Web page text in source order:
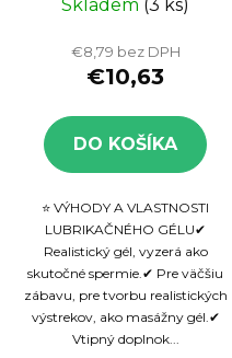
250 ml
Skladem (3 ks)
€8,79 bez DPH
€10,63
DO KOŠÍKA
⭐ VÝHODY A VLASTNOSTI
LUBRIKAČNÉHO GÉLU✔
Realistický gél, vyzerá ako
skutočné spermie.✔ Pre väčšiu
zábavu, pre tvorbu realistických
výstrekov, ako masážny gél.✔
Vtipný doplnok...